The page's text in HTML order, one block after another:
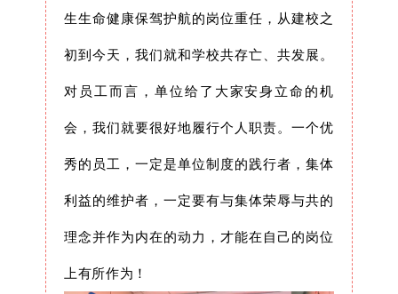
生生命健康保驾护航的岗位重任，从建校之
初到今天，我们就和学校共存亡、共发展。
对员工而言，单位给了大家安身立命的机
会，我们就要很好地履行个人职责。一个优
秀的员工，一定是单位制度的践行者，集体
利益的维护者，一定要有与集体荣辱与共的
理念并作为内在的动力，才能在自己的岗位
上有所作为！